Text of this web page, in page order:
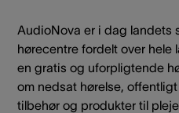
AudioNova er i dag
hørecentre fordelt over hele
en gratis og uforpligtende
om nedsat hørelse,
tilbehør og produkter til